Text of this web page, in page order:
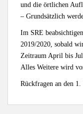
und die örtlichen
– Grundsätzlich
Im SRE
2019/2020, sobald
Zeitraum April bis
Alles Weitere wird
Rückfragen an den